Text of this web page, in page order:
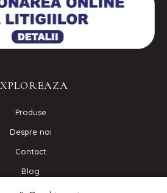
Produse
Despre noi
Contact
Blog